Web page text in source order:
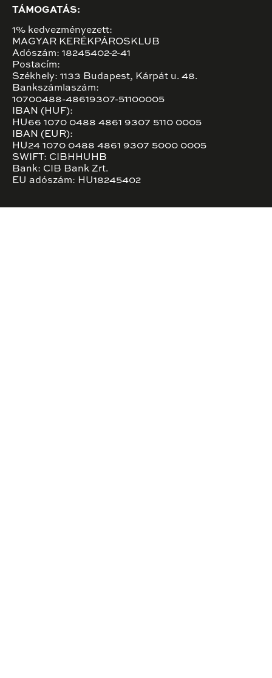
TÁMOGATÁS:
1% kedvezményezett:
MAGYAR KERÉKPÁROSKLUB
Adószám: 18245402-2-41
Postacím:
Székhely: 1133 Budapest, Kárpát u. 48.
Bankszámlaszám:
10700488-48619307-51100005
IBAN (HUF):
HU66 1070 0488 4861 9307 5110 0005
IBAN (EUR):
HU24 1070 0488 4861 9307 5000 0005
SWIFT: CIBHHUHB
Bank: CIB Bank Zrt.
EU adószám: HU18245402